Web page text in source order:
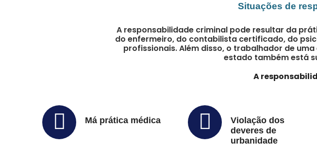
Situações de
A responsabilidade criminal pode resultar da
do enfermeiro, do contabilista certificado, do
profissionais. Além disso, o trabalhador de
estado também está
A
Má prática médica
Violação dos
deveres de
urbanidade